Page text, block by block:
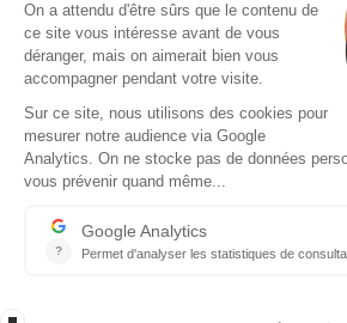
Copyright © 2026 - Tous droits réservés
Qui sommes-nous ?
Contact